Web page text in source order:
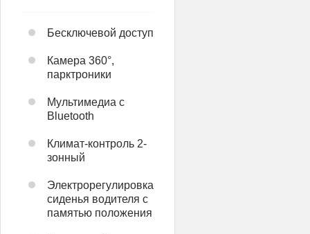
Бесключевой доступ
Камера 360°,
парктроники
Мультимедиа с
Bluetooth
Климат-контроль 2-
зонный
Электрорегулировка
сиденья водителя с
памятью положения